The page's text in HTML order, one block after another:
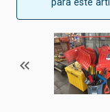
para este